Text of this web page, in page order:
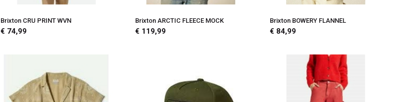
Brixton CRU PRINT WVN
€ 74,99
Brixton ARCTIC FLEECE MOCK
€ 119,99
Brixton BOWERY FLANNEL
€ 84,99